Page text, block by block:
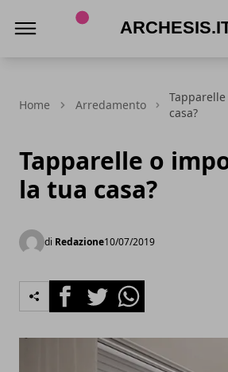
Home Arredamento
casa?
Tapparelle o
la tua casa?
di Redazione10/07/2019
FacebookTwitterWhatsapp